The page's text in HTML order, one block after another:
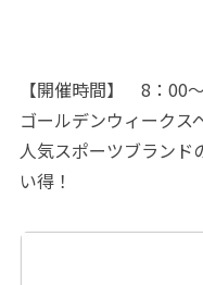
【開催時間】 8：00
ゴールデンウィークス
人気スポーツブランド
い得！